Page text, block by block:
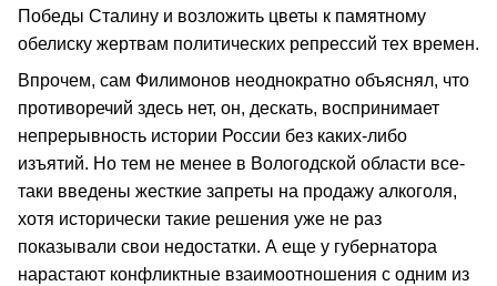
Победы Сталину и возложить цветы к памятному
обелиску жертвам политических репрессий тех времен.
Впрочем, сам Филимонов неоднократно объяснял, что
противоречий здесь нет, он, дескать, воспринимает
непрерывность истории России без каких-либо
изъятий. Но тем не менее в Вологодской области все-
таки введены жесткие запреты на продажу алкоголя,
хотя исторически такие решения уже не раз
показывали свои недостатки. А еще у губернатора
нарастают конфликтные взаимоотношения с одним из